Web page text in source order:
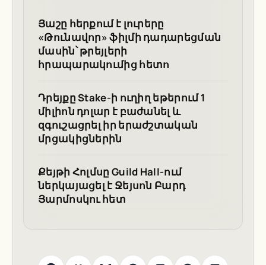
Յաշը հերքում է լուրերը
«Թունավոր» ֆիլմի դադարեցման
մասին՝ թրեյլերի
հրապարակումից հետո
Դրեյքը Stake-ի ուղիղ եթերում 1
միլիոն դոլար է բաժանել և
զգուշացրել իր երաժշտական
մրցակիցներին
Քեյթի Հոլմսը Guild Hall-ում
ներկայացել է Ջեյսոն Բարդ
Յարմոսկու հետ